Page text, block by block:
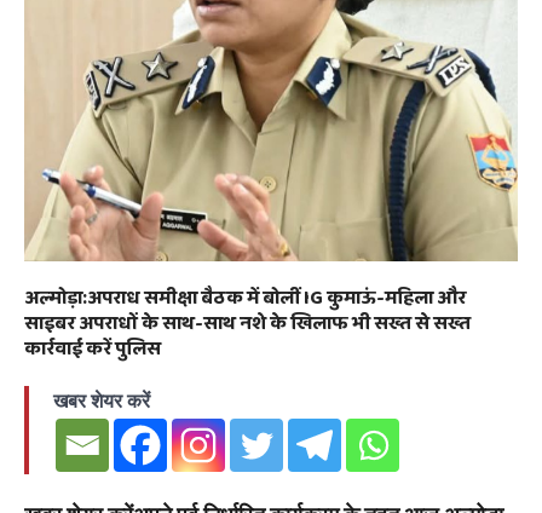
अल्मोड़ा:अपराध समीक्षा बैठक में बोलीं IG कुमाऊं-महिला और
साइबर अपराधों के साथ-साथ नशे के खिलाफ भी सख्त से सख्त
कार्रवाई करें पुलिस
खबर शेयर करें